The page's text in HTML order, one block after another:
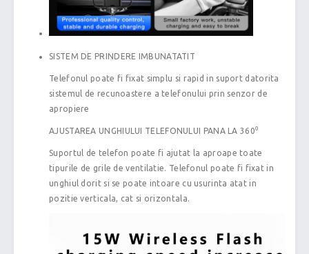
SISTEM DE PRINDERE IMBUNATATIT
Telefonul poate fi fixat simplu si rapid in suport datorita
sistemul de recunoastere a telefonului prin senzor de
apropiere
AJUSTAREA UNGHIULUI TELEFONULUI PANA LA 360⁰
Suportul de telefon poate fi ajutat la aproape toate
tipurile de grile de ventilatie. Telefonul poate fi fixat in
unghiul dorit si se poate intoare cu usurinta atat in
pozitie verticala, cat si orizontala.